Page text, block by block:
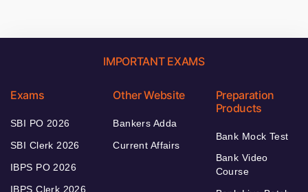
IMPORTANT EXAMS
Exams
SBI PO 2026
SBI Clerk 2026
IBPS PO 2026
IBPS Clerk 2026
Other Website
Bankers Adda
Current Affairs
Preparation
Products
Bank Mock Test
Bank Video
Course